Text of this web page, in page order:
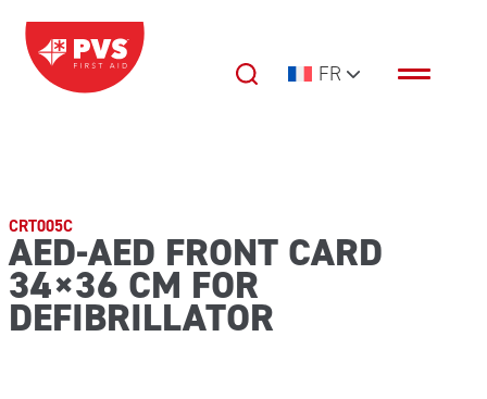
Passer au contenu
Navigation principale FR
CRT005C
AED-AED FRONT CARD
34×36 CM FOR
DEFIBRILLATOR